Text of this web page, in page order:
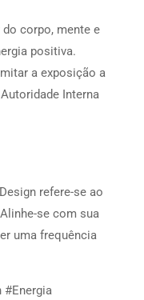
do corpo, mente e
positiva.
a exposição a
Interna
refere-se ao
se com sua
uma frequência
#Energia